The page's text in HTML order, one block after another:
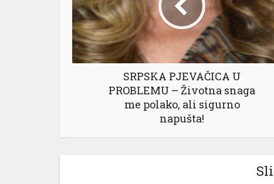
SRPSKA PJEVAČICA U
PROBLEMU – Životna snaga
me polako, ali sigurno
napušta!